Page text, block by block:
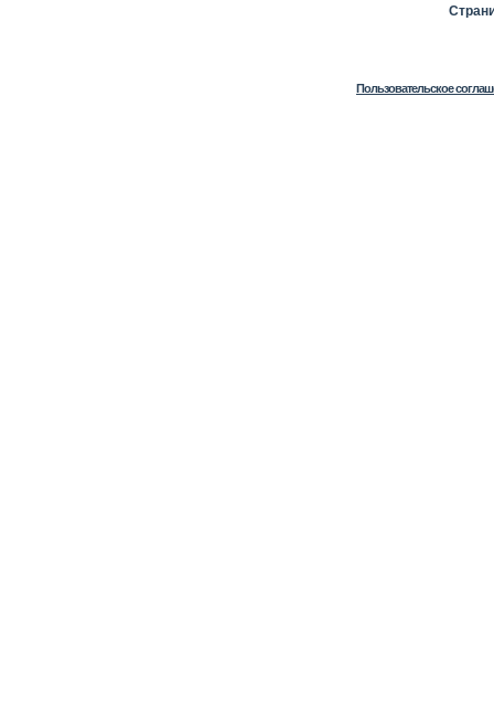
Пользовательское